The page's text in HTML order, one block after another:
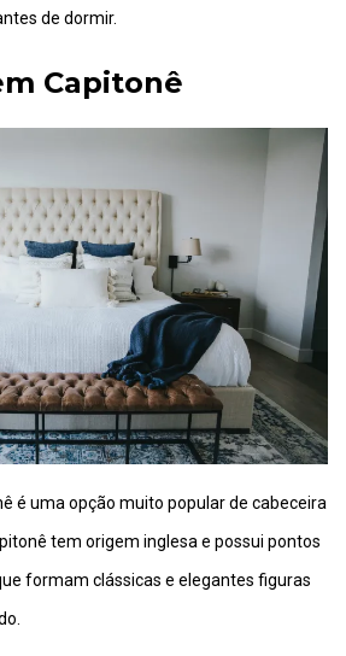
de dormir.
Capitonê
é uma opção muito popular de cabeceira
tem origem inglesa e possui pontos
formam clássicas e elegantes figuras